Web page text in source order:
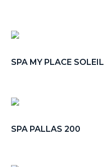
SPA MY PLACE
SPA PALLAS 200